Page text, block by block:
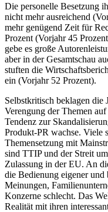
Die personelle Besetzung
nicht mehr ausreichend
mehr genügend Zeit für
Prozent (Vorjahr 45
gebe es große
aber in der Gesamtschau
stuften die
ein (Vorjahr 52 Prozent).
Selbstkritisch beklagen die
Verengung der Themen
Tendenz zur
Produkt-PR wachse. Viele
Themensetzung mit
sind TTIP und der Streit
Zulassung in der EU. An
die Bedienung eigener und
Meinungen,
Konzerne schlecht. Das
Realität mit ihren